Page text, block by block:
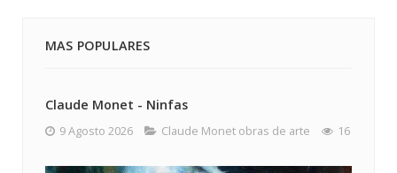
MAS POPULARES
Claude Monet - Ninfas
9 Agosto 2026 Claude Monet obras de arte 16